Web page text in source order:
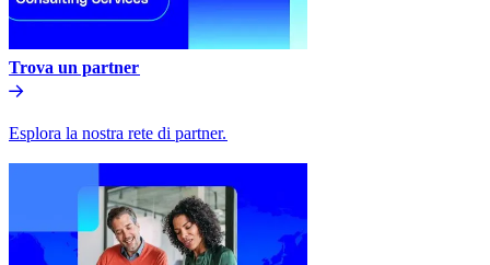
Trova un partner​​
Esplora la nostra rete di partner.​​